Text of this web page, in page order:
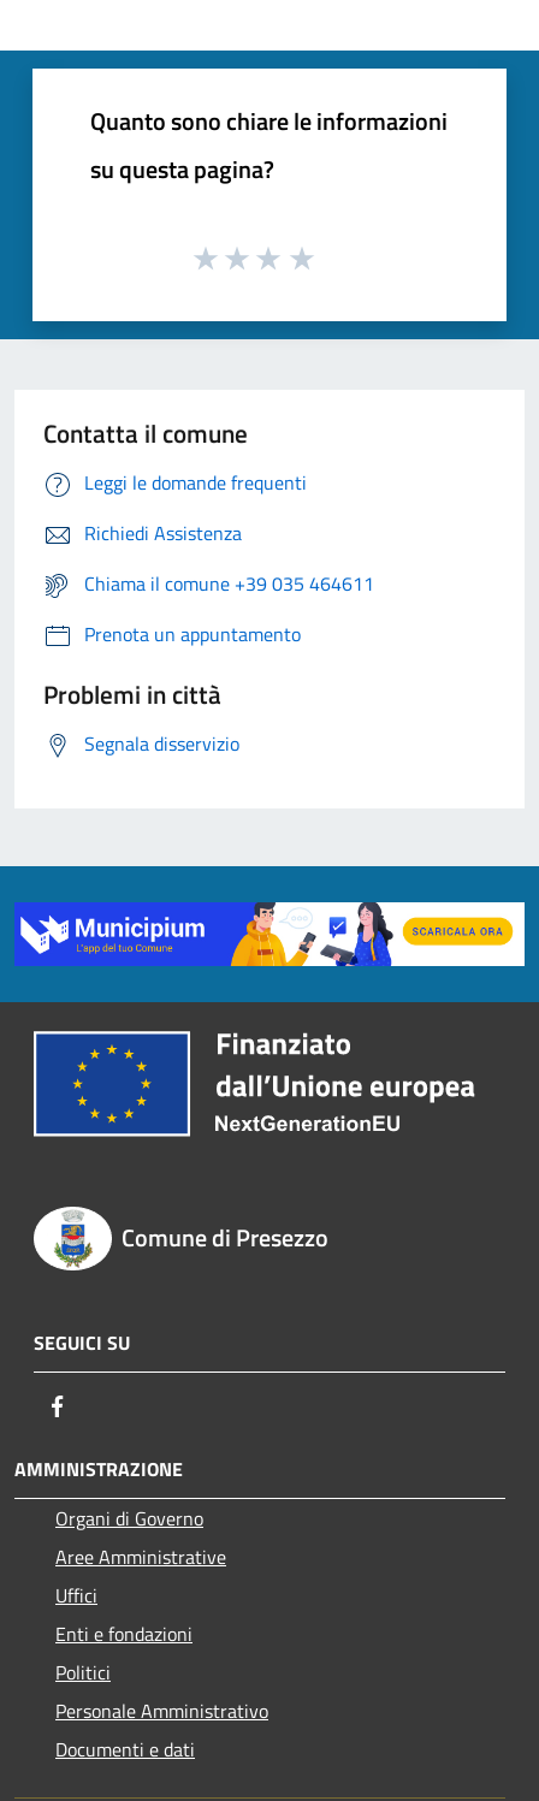
Quanto sono chiare le informazioni
su questa pagina?
Contatta il comune
Leggi le domande frequenti
Richiedi Assistenza
Chiama il comune +39 035 464611
Prenota un appuntamento
Problemi in città
Segnala disservizio
Comune di Presezzo
SEGUICI SU
AMMINISTRAZIONE
Organi di Governo
Aree Amministrative
Uffici
Enti e fondazioni
Politici
Personale Amministrativo
Documenti e dati